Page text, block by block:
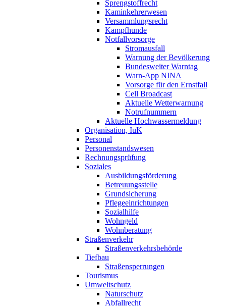
Sprengstoffrecht
Kaminkehrerwesen
Versammlungsrecht
Kampfhunde
Notfallvorsorge
Stromausfall
Warnung der Bevölkerung
Bundesweiter Warntag
Warn-App NINA
Vorsorge für den Ernstfall
Cell Broadcast
Aktuelle Wetterwarnung
Notrufnummern
Aktuelle Hochwassermeldung
Organisation, IuK
Personal
Personenstandswesen
Rechnungsprüfung
Soziales
Ausbildungsförderung
Betreuungsstelle
Grundsicherung
Pflegeeinrichtungen
Sozialhilfe
Wohngeld
Wohnberatung
Straßenverkehr
Straßenverkehrsbehörde
Tiefbau
Straßensperrungen
Tourismus
Umweltschutz
Naturschutz
Abfallrecht